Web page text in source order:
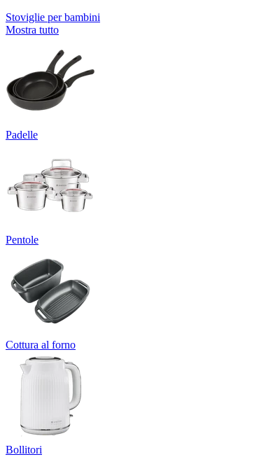
Stoviglie per bambini
Mostra tutto
Padelle
Pentole
Cottura al forno
Bollitori